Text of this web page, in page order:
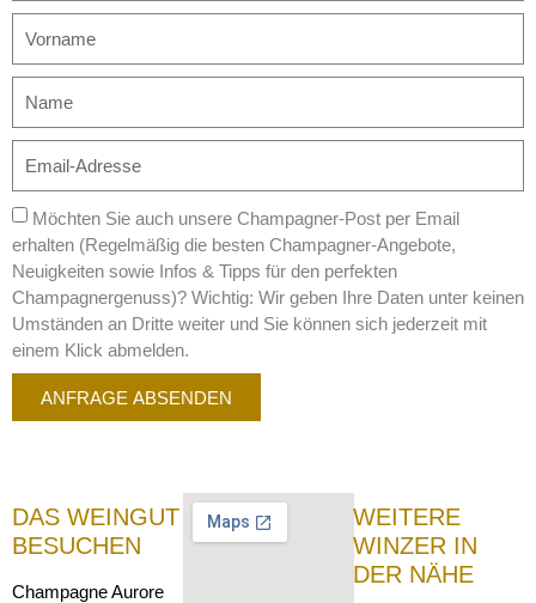
Möchten Sie auch unsere Champagner-Post per Email
erhalten (Regelmäßig die besten Champagner-Angebote,
Neuigkeiten sowie Infos & Tipps für den perfekten
Champagnergenuss)? Wichtig: Wir geben Ihre Daten unter keinen
Umständen an Dritte weiter und Sie können sich jederzeit mit
einem Klick abmelden.
ANFRAGE ABSENDEN
DAS WEINGUT
BESUCHEN
Champagne Aurore
WEITERE
WINZER IN
DER NÄHE